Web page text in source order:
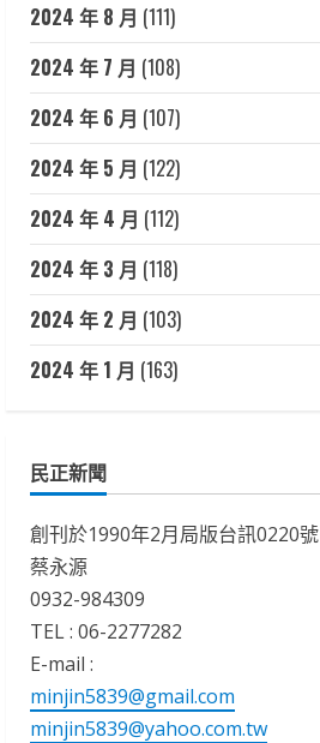
2024 年 8 月 (111)
2024 年 7 月 (108)
2024 年 6 月 (107)
2024 年 5 月 (122)
2024 年 4 月 (112)
2024 年 3 月 (118)
2024 年 2 月 (103)
2024 年 1 月 (163)
民正新聞
創刊於1990年2月局版台訊0220號
蔡永源
0932-984309
TEL : 06-2277282
E-mail :
minjin5839@gmail.com
minjin5839@yahoo.com.tw